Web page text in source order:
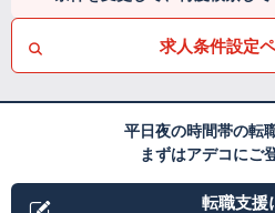
求人条件設定
平日夜の時間帯の転
まずはアデコにご
転職支援